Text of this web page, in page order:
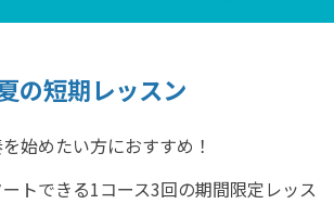
の短期レッスン
始めたい方におすすめ！
トできる1コース3回の期間限定レッス